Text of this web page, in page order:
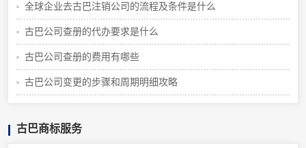
全球企业去古巴注销公司的流程及条件是什么
古巴公司查册的代办要求是什么
古巴公司查册的费用有哪些
古巴公司变更的步骤和周期明细攻略
古巴商标服务